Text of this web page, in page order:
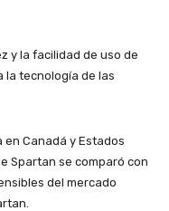
y la facilidad de uso de
la tecnología de las
en Canadá y Estados
Spartan se comparó con
del mercado